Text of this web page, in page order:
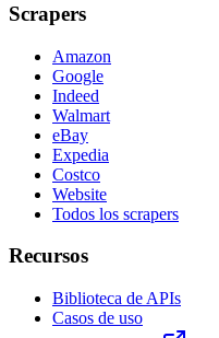
Scrapers
Amazon
Google
Indeed
Walmart
eBay
Expedia
Costco
Website
Todos los scrapers
Recursos
Biblioteca de APIs
Casos de uso